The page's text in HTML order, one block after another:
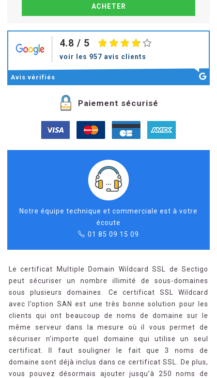
4.8 / 5
voir les 957 avis clients
Avis vérifiés
Paiement sécurisé
Notre équipe technique et commerciale est à votre
écoute
01 85 09 15 09
Le certificat Multiple Domain Wildcard SSL de Sectigo
peut sécuriser un nombre illimité de sous-domaines
sous plusieurs domaines. Ce certificat SSL Wildcard
avec l’option SAN est une très bonne solution pour les
clients qui ont beaucoup de noms de domaine sur le
même serveur dans la mesure où il vous permet de
sécuriser n’importe quel domaine qui utilise un seul
certificat. Il faut souligner le fait que 3 noms de
domaine sont déjà inclus dans ce certificat SSL. De plus,
vous pouvez désormais ajouter jusqu’à 250 noms de